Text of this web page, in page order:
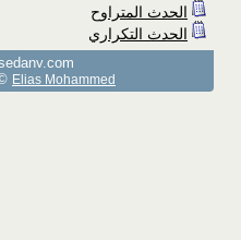
الحدث المتراوح
الحدث التكراري
Elias Mohammed